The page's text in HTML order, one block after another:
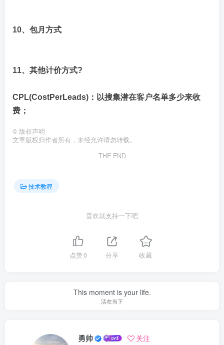
10、包月方式
11、其他计价方式?
CPL(CostPerLeads)：以搜集潜在客户名单多少来收
费；
© 版权声明
文章版权归作者所有，未经允许请勿转载。
THE END
技术教程
喜欢就支持一下吧
点赞0 分享 收藏
This moment is your life.
活在当下
勇帅 关注